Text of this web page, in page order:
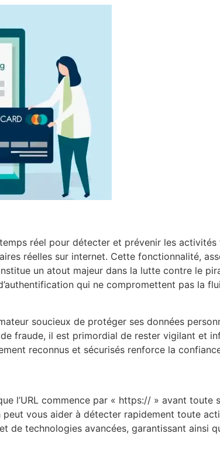
réel pour détecter et prévenir les activités
réelles sur internet. Cette fonctionnalité,
un atout majeur dans la lutte contre le
qui ne compromettent pas la
soucieux de protéger ses données
fraude, il est primordial de rester vigilant et
reconnus et sécurisés renforce la
l’URL commence par « https:// » avant toute
vous aider à détecter rapidement toute
de technologies avancées, garantissant ainsi